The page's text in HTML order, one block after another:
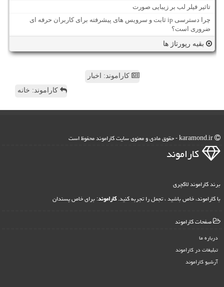
تاثیر فیلر لب بر زیبایی صورت
چرا دسترسی ip ثابت و سرویس های پیشرفته برای کاربران حرفه ای
ضروری است؟
بقیه رپورتاژ ها
کاراموند: اخبار
کاراموند: خانه
كاراموند
برند کاراموند لاکچری
با کاراموند، خاص باشید ، تجمل را تجربه کنید.کاراموند: برای خاص پسندان
صفحات كاراموند
درباره ما
تبلیغات در كاراموند
آرشیو كاراموند